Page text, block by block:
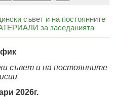
съвет и на постоянните
за заседанията
съвет и на постоянните
2026г.
2023-2027 г.